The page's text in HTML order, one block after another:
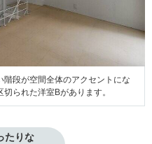
段が空間全体のアクセントにな
られた洋室Bがあります。
たりな